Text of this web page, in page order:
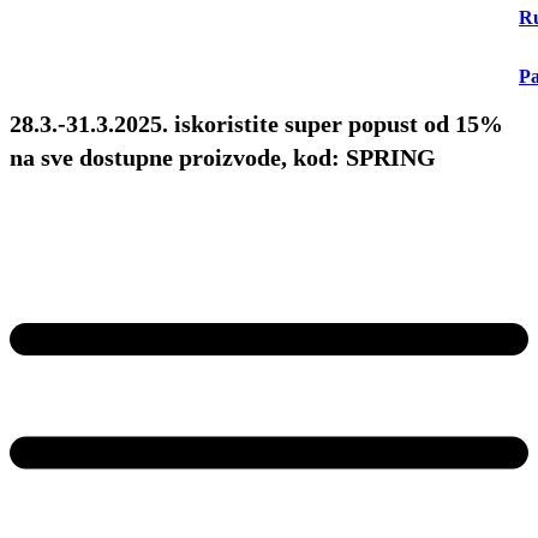
28.3.-31.3.2025. iskoristite super popust od 15%
na sve dostupne proizvode, kod: SPRING